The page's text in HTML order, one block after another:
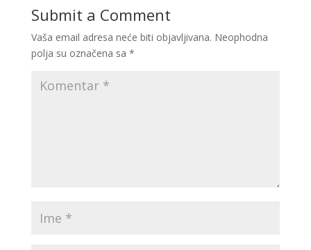
Submit a Comment
Vaša email adresa neće biti objavljivana. Neophodna
polja su označena sa *